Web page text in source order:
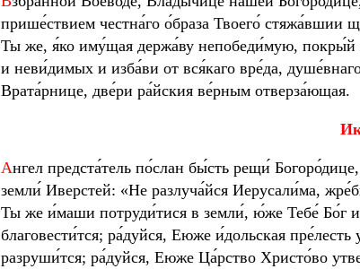
прише́ствием честна́го о́браза Твоего́
Ты же, я́ко иму́щая держа́ву непобеди́мую,
и неви́димых и изба́ви от вся́каго вре́да,
Врата́рнице, две́ри ра́йския ве́рным отверза́ющая.
И
Ангел предста́тель по́слан бы́сть рещи́
земли́ Иверстей: «Не разлуча́йся Иерусали́ма,
Ты же и́маши потруди́тися в земли́, ю́же Тебе́ Бо́г
благовести́тся; ра́дуйся, Еюже и́дольская
разруши́тся; pа́дуйся, Еюже Ца́рство Христо́во